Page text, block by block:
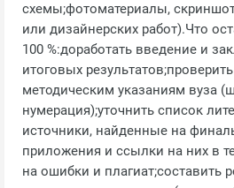
схемы;фотоматериалы,
или дизайнерских работ).Что
100 %:доработать введение и
итоговых
методическим указаниям вуза
нумерация);уточнить список
источники, найденные на
приложения и ссылки на них в
на ошибки и плагиат;составить